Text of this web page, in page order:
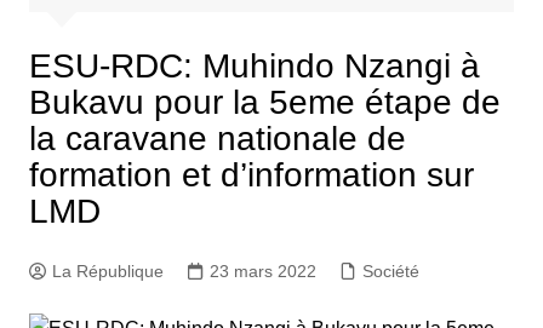
ESU-RDC: Muhindo Nzangi à
Bukavu pour la 5eme étape de
la caravane nationale de
formation et d’information sur
LMD
La République 23 mars 2022 Société